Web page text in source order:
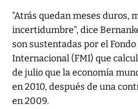
“Atrás quedan meses duros,
incertidumbre”, dice
son sustentadas por el
Internacional (FMI) que
de julio que la economía
en 2010, después de una
en 2009.